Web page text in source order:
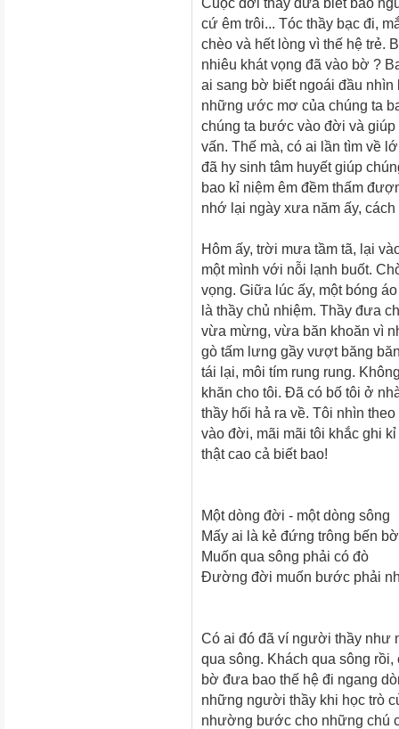
cứ êm trôi... Tóc thầy bạc đi,
chèo và hết lòng vì thế hệ trẻ.
nhiêu khát vọng đã vào bờ ?
ai sang bờ biết ngoái đầu
những ước mơ của chúng ta
chúng ta bước vào đời và
vấn. Thế mà, có ai lần tìm về
đã hy sinh tâm huyết giúp
bao kỉ niệm êm đềm thấm
nhớ lại ngày xưa năm ấy, cách
Hôm ấy, trời mưa tầm tã, lại
một mình với nỗi lạnh buốt.
vọng. Giữa lúc ấy, một bóng
là thầy chủ nhiệm. Thầy đưa
vừa mừng, vừa băn khoăn vì
gò tấm lưng gầy vượt băng
tái lại, môi tím rung rung.
khăn cho tôi. Đã có bố tôi ở
thầy hối hả ra về. Tôi nhìn
vào đời, mãi mãi tôi khắc ghi
thật cao cả biết bao!
Một dòng đời - một dòng sông
Mấy ai là kẻ đứng trông bến bờ
Muốn qua sông phải có đò
Đường đời muốn bước phải
Có ai đó đã ví người thầy như
qua sông. Khách qua sông
bờ đưa bao thế hệ đi ngang
những người thầy khi học trò
nhường bước cho những chú